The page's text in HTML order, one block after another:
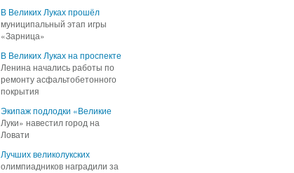
В Великих Луках прошёл
муниципальный этап игры
«Зарница»
В Великих Луках прошёл
муниципальный этап игры
«Зарница»
В Великих Луках на проспекте
Ленина начались работы по
ремонту асфальтобетонного
покрытия
В Великих Луках на проспекте
Ленина начались работы по
ремонту асфальтобетонного
покрытия
Экипаж подлодки «Великие
Луки» навестил город на
Ловати
Экипаж подлодки «Великие
Луки» навестил город на
Ловати
Лучших великолукских
олимпиадников наградили за
Лучших великолукских
олимпиадников наградили за